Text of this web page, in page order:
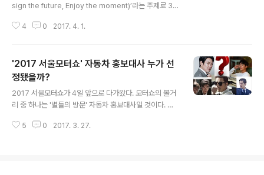
sign the future, Enjoy the moment)’라는 주제로 3월
아, 쉐보레, 르노삼성, 쌍용 등 국내 완성차 브랜드 9개와 B
전시되어 볼 거리가 풍성하다. 모터쇼에서는 현 대한민국
자동차시장의 트렌드와 앞으로의 시장을 예측할 수 있으
며, 출시 예정인 모델들을 미리 볼 수 있다는 점에서 자동차
에 관심이 많은 매니아와 아이를 가진 가족들의 관심을 모
은다. 하지만, 자동차에 관심이 적은 관람객에게는 오로지
자동차에만 초첨을 맞춘 전시장에 대한 집중력이 떨어..
4 0 2017. 4. 1.
'2017 서울모터쇼' 자동차 홍보대사 누가 선
정됐을까?
2017 서울모터쇼가 4일 앞으로 다가왔다. 모터쇼의 볼거
리 중 하나는 '별들의 방문' 자동차 홍보대사일 것이다. 최
가하지 않는 브랜드까지 유명배우들을 모델로 섭외하여 홍
5 0 2017. 3. 27.